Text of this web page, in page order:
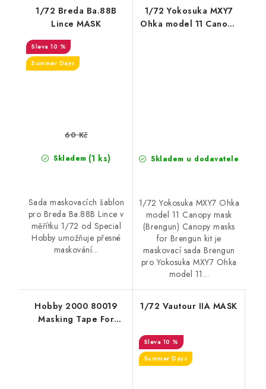
1/72 Breda Ba.88B
Lince MASK
10 %
Summer Days
Skladem (1 ks)
60 Kč
Sada maskovacích šablon
pro Breda Ba.88B Lince v
měřítku 1/72 od Special
Hobby umožňuje přesné
maskování...
1/72 Yokosuka MXY7
Ohka model 11 Canopy
Skladem u dodavatele
1/72 Yokosuka MXY7 Ohka
model 11 Canopy mask
(Brengun) Canopy masks
for Brengun kit je
maskovací sada Brengun
pro Yokosuka MXY7 Ohka
model 11...
Hobby 2000 80019
Masking Tape For
1/72 Vautour IIA MASK
10 %
Summer Days